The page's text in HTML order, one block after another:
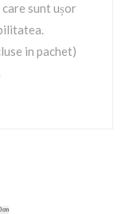
sunt ușor
in pachet)